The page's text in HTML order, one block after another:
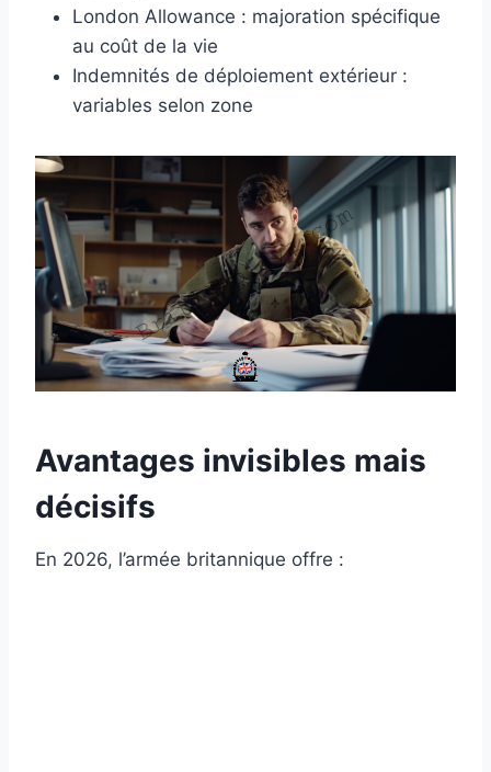
London Allowance : majoration spécifique
au coût de la vie
Indemnités de déploiement extérieur :
variables selon zone
Avantages invisibles mais
décisifs
En 2026, l’armée britannique offre :